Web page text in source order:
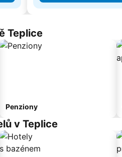
Teplice
Penziony
v Teplice